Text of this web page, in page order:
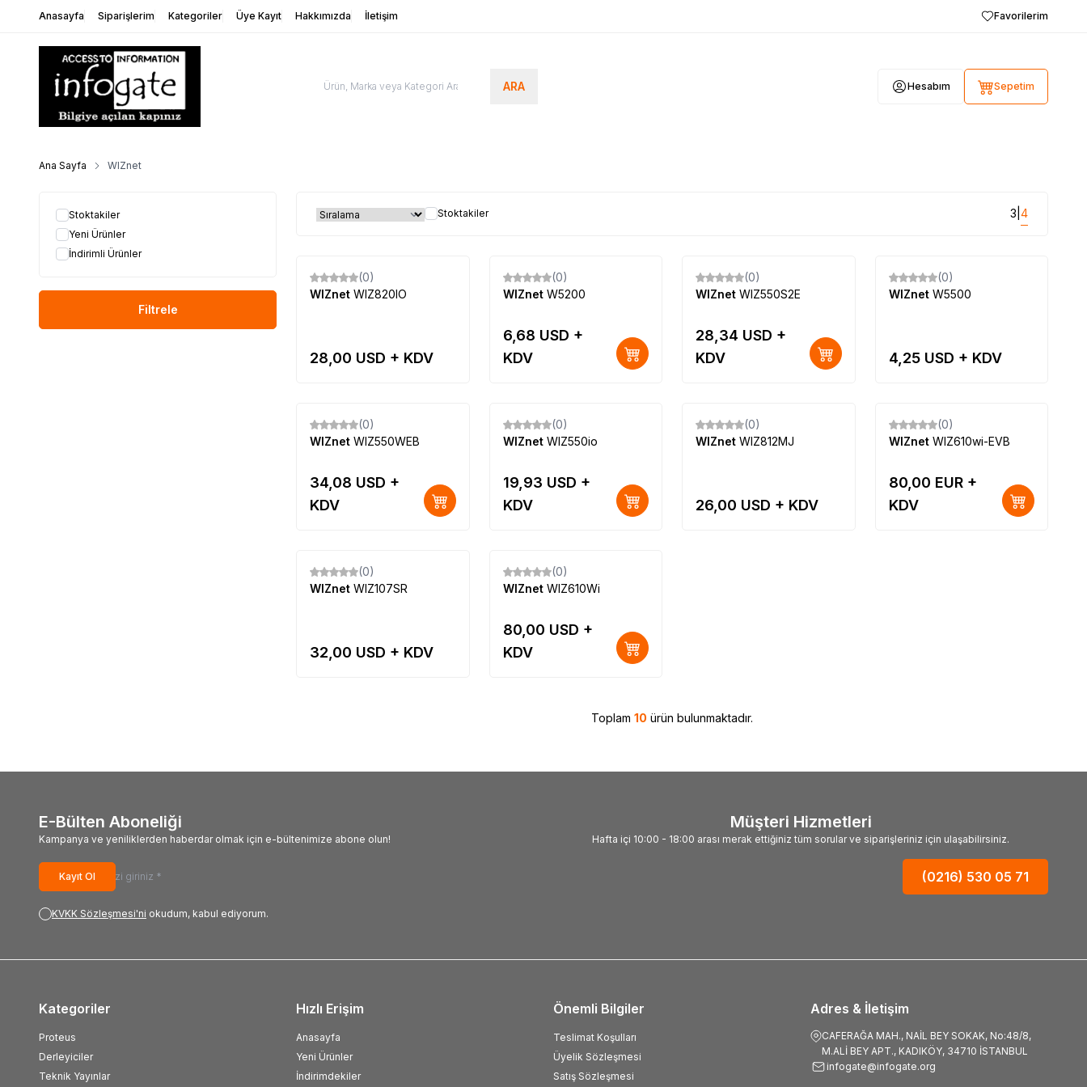
Anasayfa Siparişlerim Kategoriler Üye Kayıt Hakkımızda İletişim Favorilerim
ARA Hesabım Sepetim
Ana Sayfa WIZnet
Stoktakiler
Yeni Ürünler
İndirimli Ürünler
Filtrele
Stoktakiler 3 4
Yeni
(0)
WIZnet WIZ820IO
28,00 USD + KDV
Yeni
(0)
WIZnet W5200
6,68 USD +
KDV
Yeni
(0)
WIZnet WIZ550S2E
28,34 USD +
KDV
Yeni
(0)
WIZnet W5500
4,25USD + KDV
Yeni
(0)
WIZnet WIZ550WEB
34,08 USD +
KDV
Yeni
(0)
WIZnet WIZ550io
19,93 USD +
KDV
Yeni
(0)
WIZnet WIZ812MJ
26,00 USD + KDV
Yeni
(0)
WIZnet WIZ610wi-EVB
80,00 EUR +
KDV
Yeni
(0)
WIZnet WIZ107SR
32,00 USD + KDV
Yeni
(0)
WIZnet WIZ610Wi
80,00 USD +
KDV
Toplam 10 ürün bulunmaktadır.
E-Bülten Aboneliği
Kampanya ve yeniliklerden haberdar olmak için e-bültenimize abone olun!
Kayıt Ol
KVKK Sözleşmesi'ni okudum, kabul ediyorum.
Müşteri Hizmetleri
Hafta içi 10:00 - 18:00 arası merak ettiğiniz tüm sorular ve siparişleriniz için ulaşabilirsiniz.
(0216) 530 05 71
Adres & İletişim
CAFERAĞA MAH., NAİL BEY SOKAK, No:48/8,
M.ALİ BEY APT., KADIKÖY, 34710 İSTANBUL
infogate@infogate.org
Kategoriler
Proteus
Derleyiciler
Teknik Yayınlar
Hızlı Erişim
Anasayfa
Yeni Ürünler
İndirimdekiler
Önemli Bilgiler
Teslimat Koşulları
Üyelik Sözleşmesi
Satış Sözleşmesi